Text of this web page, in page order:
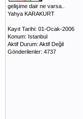
gelişime dair ne varsa..
Yahya KARAKURT
Kayıt Tarihi: 01-Ocak-2006
Konum: Istanbul
Aktif Durum: Aktif Değil
Gönderilenler: 4737